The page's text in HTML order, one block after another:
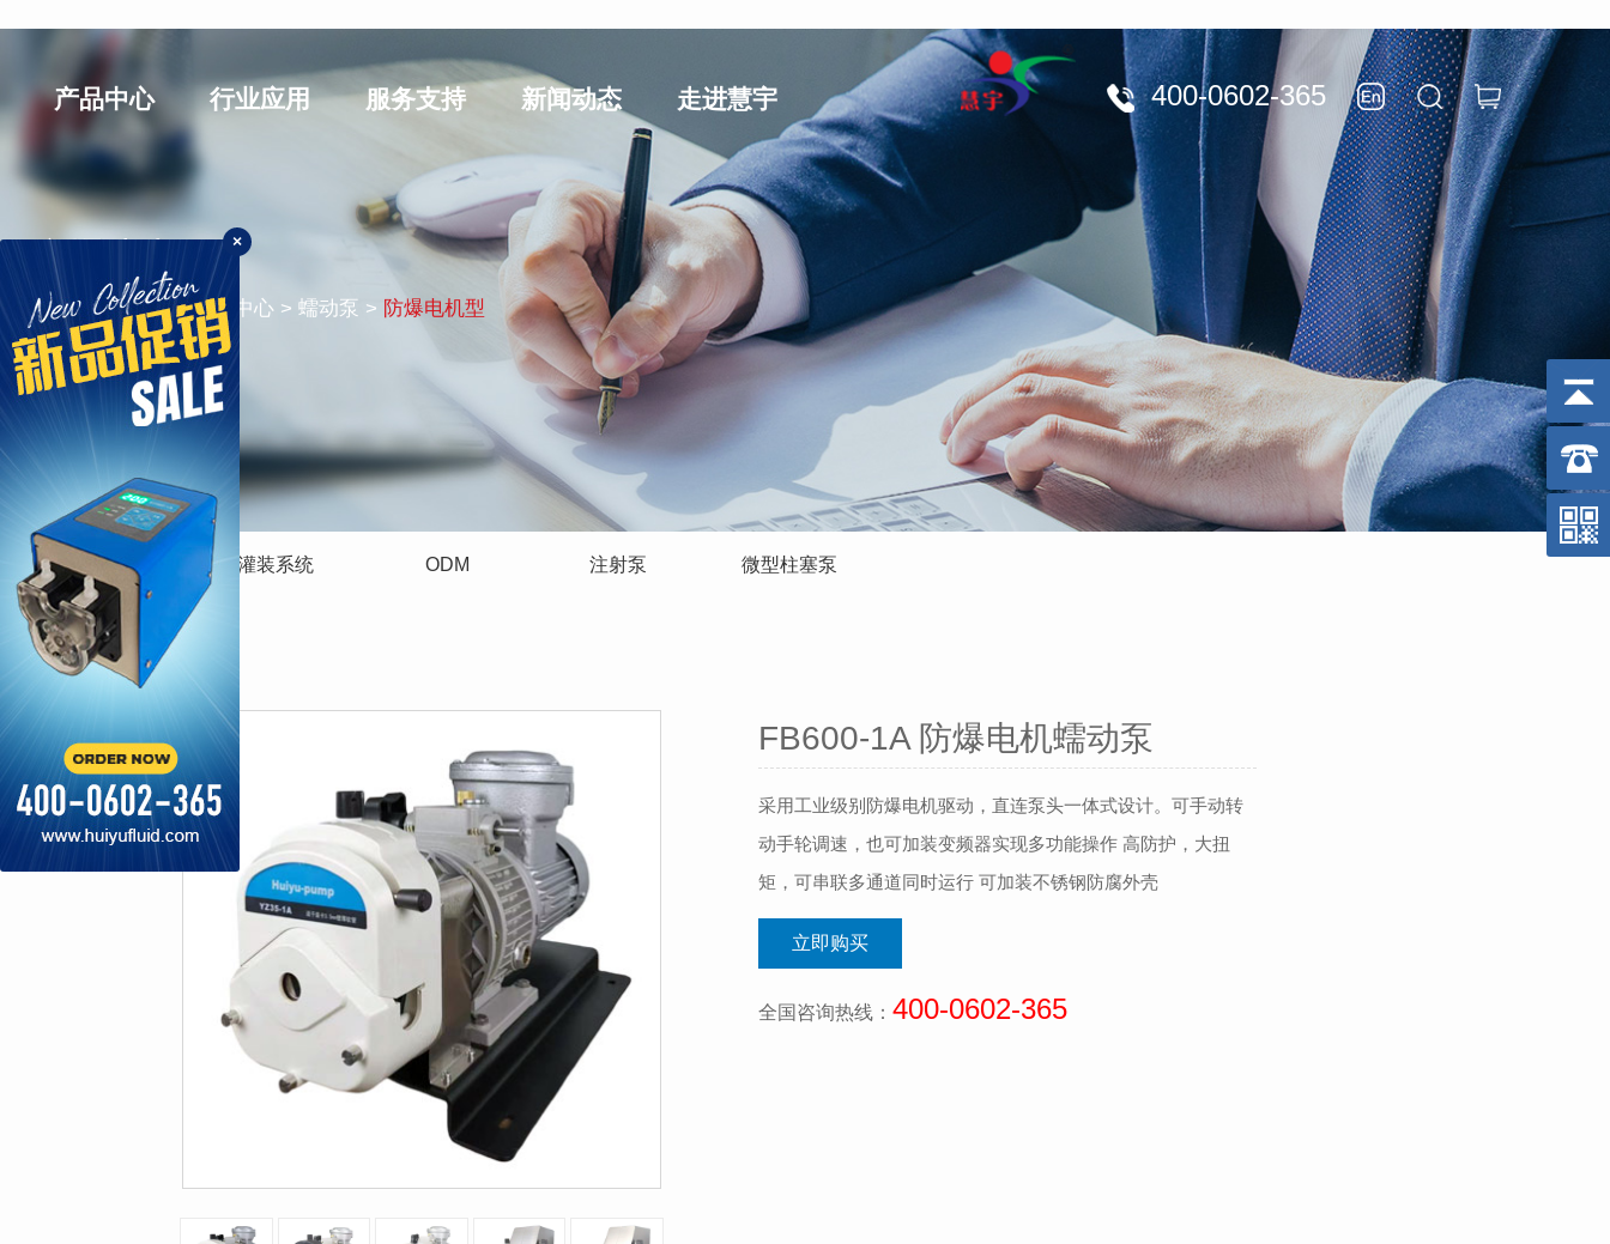
防爆电机型
您的位置：首页> 产品中心 > 蠕动泵 > 防爆电机型
400-0602-365
产品中心 行业应用 服务支持 新闻动态 走进慧宇
蠕动泵 灌装系统 ODM 注射泵 微型柱塞泵
FB600-1A 防爆电机蠕动泵
采用工业级别防爆电机驱动，直连泵头一体式设计。可手动转
动手轮调速，也可加装变频器实现多功能操作 高防护，大扭
矩，可串联多通道同时运行 可加装不锈钢防腐外壳
立即购买
全国咨询热线： 400-0602-365
×